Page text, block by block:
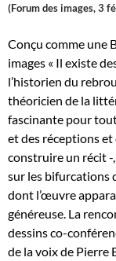
(Forum des images, 3
Conçu comme une
images « Il existe
l’historien du
théoricien de la
fascinante pour
et des réceptions
construire un récit -
sur les bifurcations
dont l’œuvre
généreuse. La
dessins co-
de la voix de Pierre